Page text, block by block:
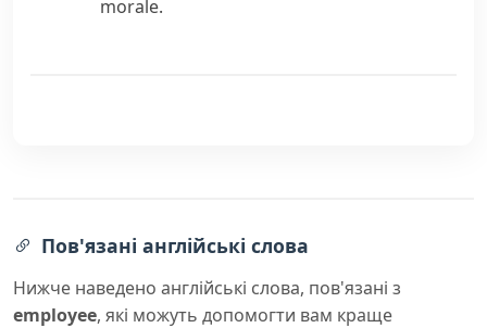
morale.
Пов'язані англійські слова
Нижче наведено англійські слова, пов'язані з
employee, які можуть допомогти вам краще